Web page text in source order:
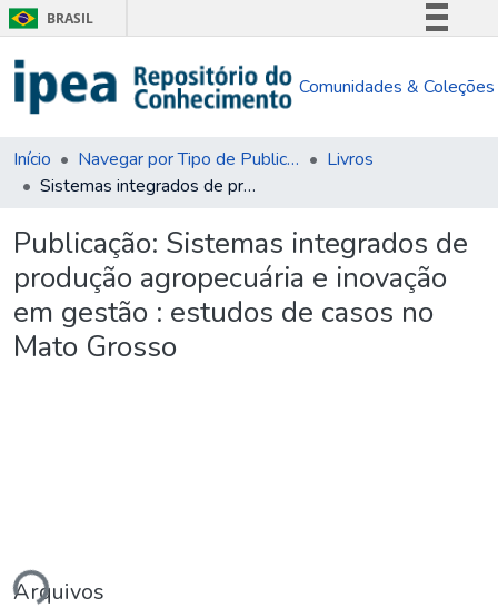
BRASIL
Comunica BR
Acesso à informação
Comunidades & Coleções
Início Navegar por Tipo de Publicação
Livros
Sistemas integrados de produção agropecuária e inovação em gestão : estudos de casos no Mato Grosso
Publicação: Sistemas integrados de
produção agropecuária e inovação
em gestão : estudos de casos no
Mato Grosso
Arquivos